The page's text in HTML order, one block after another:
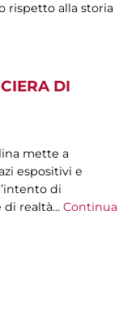
rispetto alla storia
DI
mette a
espositivi e
di
di realtà… Continua